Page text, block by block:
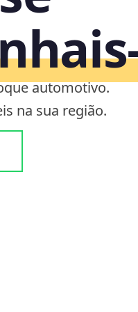
automotivo.
na sua região.